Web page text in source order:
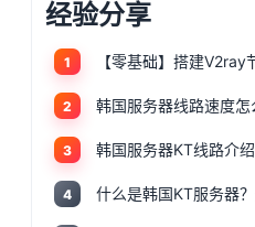
经验分享
1
2
3 韩国服务器KT线路介绍
4